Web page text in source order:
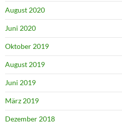
August 2020
Juni 2020
Oktober 2019
August 2019
Juni 2019
März 2019
Dezember 2018